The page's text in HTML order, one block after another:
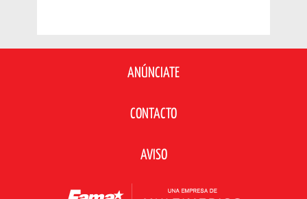
ANÚNCIATE
CONTACTO
AVISO